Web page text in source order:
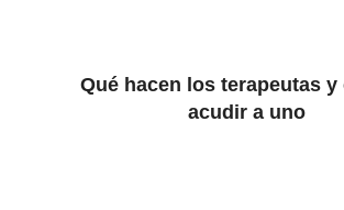
Qué hacen los terapeutas y
acudir a uno